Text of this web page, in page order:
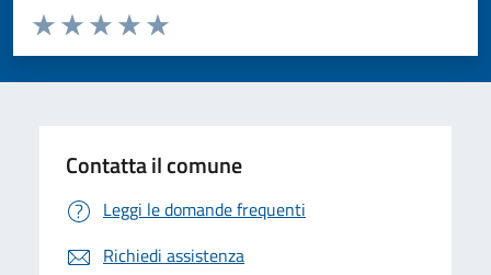
Valuta da 1 a 5 stelle la pagina
Valuta 5 stelle su 5
Valuta 4 stelle su 5
Valuta 3 stelle su 5
Valuta 2 stelle su 5
Valuta 1 stelle su 5
Contatta il comune
Leggi le domande frequenti
Richiedi assistenza